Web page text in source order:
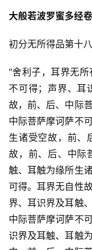
大般若波罗蜜多经
初分无所得品第十
“舍利子，耳界无
不可得；声界、耳
故，前、后、中际
中际菩萨摩诃萨不
生诸受空故，前、
故，前、后、中际
触、耳触为缘所生
可得。耳界无自性
界、耳识界及耳触
中际菩萨摩诃萨不
识界及耳触、耳触